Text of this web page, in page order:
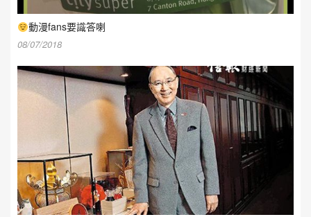
動漫fans要識答喇
08/07/2018